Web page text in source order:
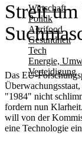
Wirtschaft
Politik
Agrifood
Gesundheit
Tech
Energie,
Verteidigung
Streit
Das EU-
"1984" nicht
fordern nun
will von der
eine Technologie